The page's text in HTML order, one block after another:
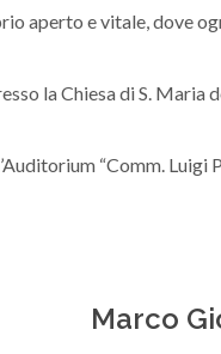
aperto e vitale, dove
la Chiesa di S. Maria
“Comm. Luigi
Marco